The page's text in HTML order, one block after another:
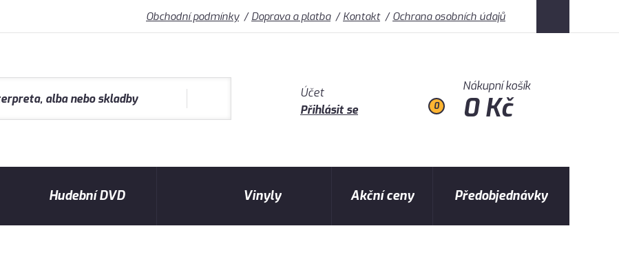
Obchodní podmínky Doprava a platba Kontakt Ochrana osobních údajů
Účet
Přihlásit se
0
Nákupní košík
0 Kč
Hudební DVD Vinyly Akční ceny Předobjednávky